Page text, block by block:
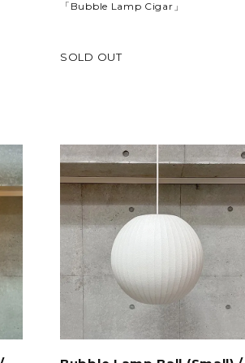
「Bubble Lamp Cigar」
SOLD OUT